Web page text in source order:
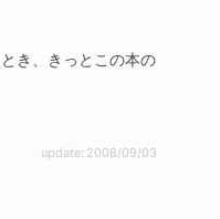
き、きっとこの本の
update: 2008/09/03